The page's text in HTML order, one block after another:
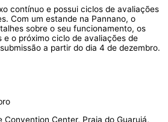
contínuo e possui ciclos de avaliações
Com um estande na Pannano, o
sobre o seu funcionamento, os
e o próximo ciclo de avaliações de
a partir do dia 4 de dezembro.
Convention Center, Praia do Guarujá,